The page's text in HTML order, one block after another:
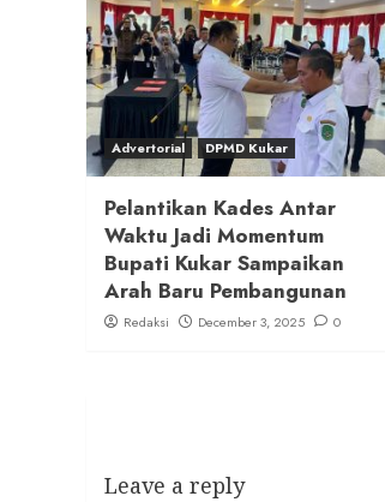
Advertorial DPMD Kukar
Pelantikan Kades Antar
Waktu Jadi Momentum
Bupati Kukar Sampaikan
Arah Baru Pembangunan
Redaksi December 3, 2025 0
Leave a reply